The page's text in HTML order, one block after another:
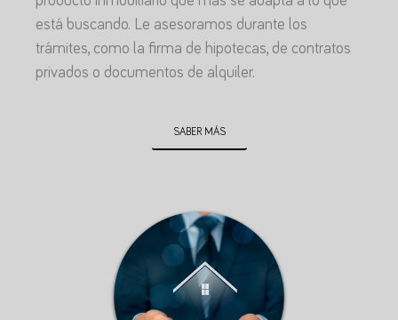
está buscando. Le asesoramos durante los
trámites, como la firma de hipotecas, de contratos
privados o documentos de alquiler.
SABER MÁS